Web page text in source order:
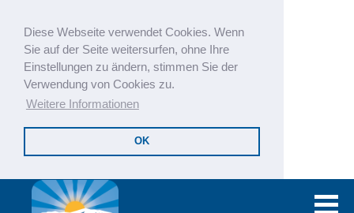
Diese Webseite verwendet Cookies. Wenn
Sie auf der Seite weitersurfen, ohne Ihre
Einstellungen zu ändern, stimmen Sie der
Verwendung von Cookies zu.
Weitere Informationen
OK